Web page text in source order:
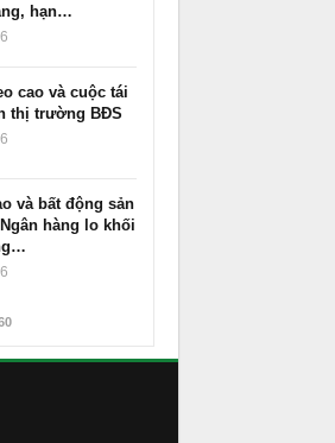
hạn…
cao và cuộc tái
thị trường BĐS
và bất động sản
hàng lo khối